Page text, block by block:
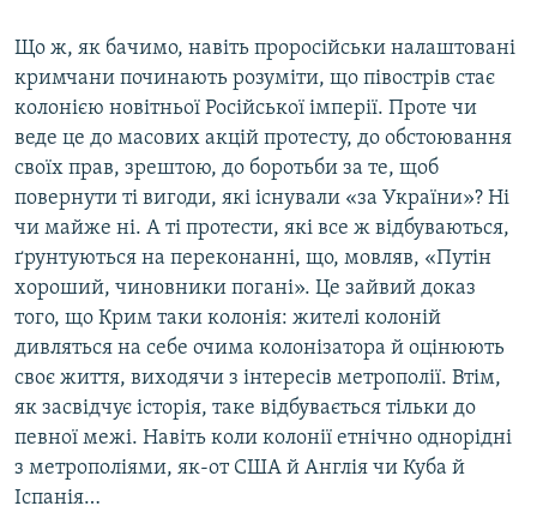
Що ж, як бачимо, навіть проросійськи налаштовані
кримчани починають розуміти, що півострів стає
колонією новітньої Російської імперії. Проте чи
веде це до масових акцій протесту, до обстоювання
своїх прав, зрештою, до боротьби за те, щоб
повернути ті вигоди, які існували «за України»? Ні
чи майже ні. А ті протести, які все ж відбуваються,
ґрунтуються на переконанні, що, мовляв, «Путін
хороший, чиновники погані». Це зайвий доказ
того, що Крим таки колонія: жителі колоній
дивляться на себе очима колонізатора й оцінюють
своє життя, виходячи з інтересів метрополії. Втім,
як засвідчує історія, таке відбувається тільки до
певної межі. Навіть коли колонії етнічно однорідні
з метрополіями, як-от США й Англія чи Куба й
Іспанія…